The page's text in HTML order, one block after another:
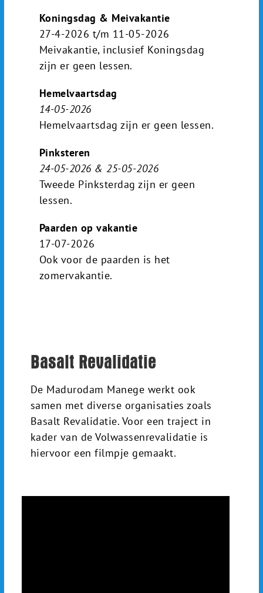
Koningsdag & Meivakantie
27-4-2026 t/m 11-05-2026
Meivakantie, inclusief Koningsdag
zijn er geen lessen.
Hemelvaartsdag
14-05-2026
Hemelvaartsdag zijn er geen lessen.
Pinksteren
24-05-2026 & 25-05-2026
Tweede Pinksterdag zijn er geen
lessen.
Paarden op vakantie
17-07-2026
Ook voor de paarden is het
zomervakantie.
Basalt Revalidatie
De Madurodam Manege werkt ook
samen met diverse organisaties zoals
Basalt Revalidatie. Voor een traject in
kader van de Volwassenrevalidatie is
hiervoor een filmpje gemaakt.